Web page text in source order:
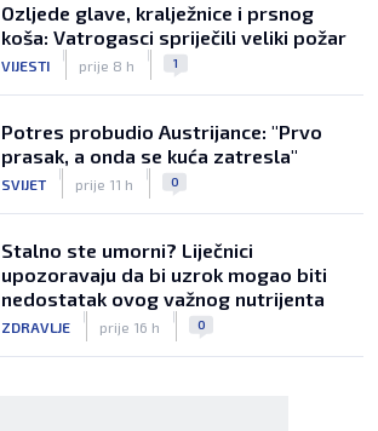
Ozljede glave, kralježnice i prsnog
koša: Vatrogasci spriječili veliki požar
VIJESTI prije 8 h 1
Potres probudio Austrijance: "Prvo
prasak, a onda se kuća zatresla"
SVIJET prije 11 h 0
Stalno ste umorni? Liječnici
upozoravaju da bi uzrok mogao biti
nedostatak ovog važnog nutrijenta
ZDRAVLJE prije 16 h 0